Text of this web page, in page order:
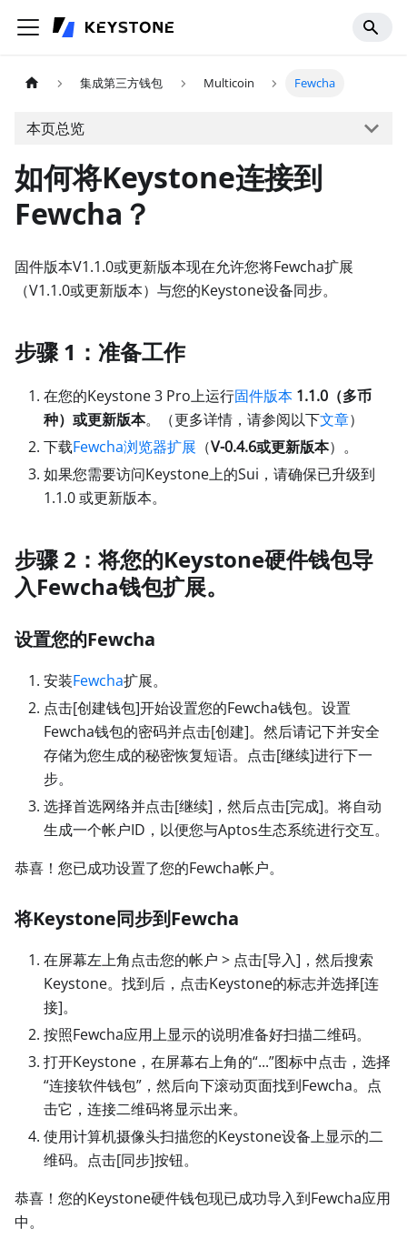
集成第三方钱包 Multicoin Fewcha
本页总览
如何将Keystone连接到
Fewcha？
固件版本V1.1.0或更新版本现在允许您将Fewcha扩展
（V1.1.0或更新版本）与您的Keystone设备同步。
步骤 1：准备工作
在您的Keystone 3 Pro上运行固件版本 1.1.0（多币
种）或更新版本。（更多详情，请参阅以下文章）
下载Fewcha浏览器扩展 （V-0.4.6或更新版本）。
如果您需要访问Keystone上的Sui，请确保已升级到
1.1.0 或更新版本。
步骤 2：将您的Keystone硬件钱包导
入Fewcha钱包扩展。
设置您的Fewcha
安装Fewcha扩展。
点击[创建钱包]开始设置您的Fewcha钱包。设置
Fewcha钱包的密码并点击[创建]。然后请记下并安全
存储为您生成的秘密恢复短语。点击[继续]进行下一
步。
选择首选网络并点击[继续] ，然后点击[完成]。将自动
生成一个帐户ID，以便您与Aptos生态系统进行交互。
恭喜！您已成功设置了您的Fewcha帐户。
将Keystone同步到Fewcha
在屏幕左上角点击您的帐户 > 点击[导入] ，然后搜索
Keystone。找到后，点击Keystone的标志并选择[连
接]。
按照Fewcha应用上显示的说明准备好扫描二维码。
打开Keystone，在屏幕右上角的“...”图标中点击，选择
“连接软件钱包”，然后向下滚动页面找到Fewcha。点
击它，连接二维码将显示出来。
使用计算机摄像头扫描您的Keystone设备上显示的二
维码。点击[同步]按钮。
恭喜！您的Keystone硬件钱包现已成功导入到Fewcha应用
中。